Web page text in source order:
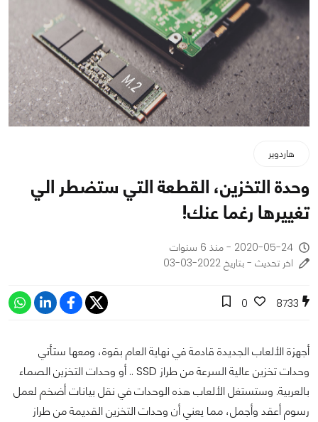
هاردوير
وحدة التخزين، القطعة التي ستضطر الي
تغييرها رغما عنك!
2020-05-24 - منذ 6 سنوات
اخر تحديث - بتاريخ 2022-03-03
8733
0
أجهزة الألعاب الجديدة قادمة في نهاية العام بقوة، ومعها ستأتي
وحدات تخزين عالية السرعة من طراز SSD .. أو وحدات التخزين الصماء
بالعربية. وستستغل الألعاب هذه الوحدات في نقل بيانات أضخم لعمل
رسوم أعقد وأجمل، مما يعني أن وحدات التخزين القديمة من طراز